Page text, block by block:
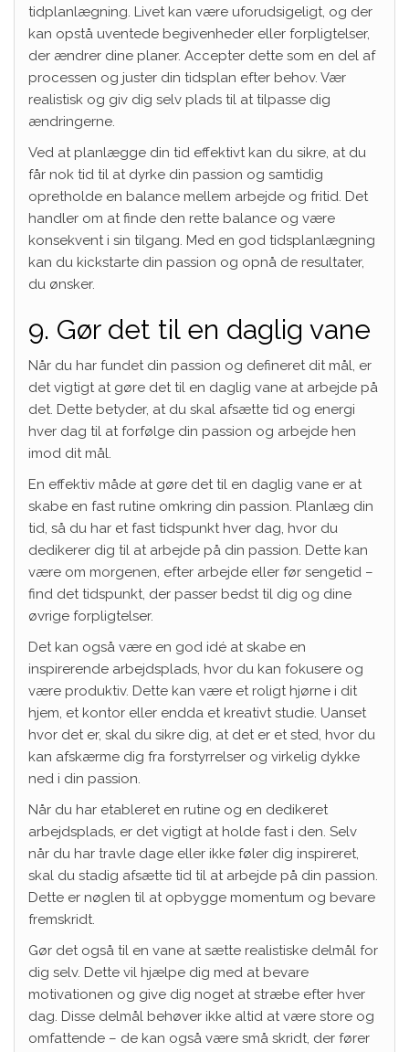
tidplanlægning. Livet kan være uforudsigeligt, og der
kan opstå uventede begivenheder eller forpligtelser,
der ændrer dine planer. Accepter dette som en del af
processen og juster din tidsplan efter behov. Vær
realistisk og giv dig selv plads til at tilpasse dig
ændringerne.
Ved at planlægge din tid effektivt kan du sikre, at du
får nok tid til at dyrke din passion og samtidig
opretholde en balance mellem arbejde og fritid. Det
handler om at finde den rette balance og være
konsekvent i sin tilgang. Med en god tidsplanlægning
kan du kickstarte din passion og opnå de resultater,
du ønsker.
9. Gør det til en daglig vane
Når du har fundet din passion og defineret dit mål, er
det vigtigt at gøre det til en daglig vane at arbejde på
det. Dette betyder, at du skal afsætte tid og energi
hver dag til at forfølge din passion og arbejde hen
imod dit mål.
En effektiv måde at gøre det til en daglig vane er at
skabe en fast rutine omkring din passion. Planlæg din
tid, så du har et fast tidspunkt hver dag, hvor du
dedikerer dig til at arbejde på din passion. Dette kan
være om morgenen, efter arbejde eller før sengetid –
find det tidspunkt, der passer bedst til dig og dine
øvrige forpligtelser.
Det kan også være en god idé at skabe en
inspirerende arbejdsplads, hvor du kan fokusere og
være produktiv. Dette kan være et roligt hjørne i dit
hjem, et kontor eller endda et kreativt studie. Uanset
hvor det er, skal du sikre dig, at det er et sted, hvor du
kan afskærme dig fra forstyrrelser og virkelig dykke
ned i din passion.
Når du har etableret en rutine og en dedikeret
arbejdsplads, er det vigtigt at holde fast i den. Selv
når du har travle dage eller ikke føler dig inspireret,
skal du stadig afsætte tid til at arbejde på din passion.
Dette er nøglen til at opbygge momentum og bevare
fremskridt.
Gør det også til en vane at sætte realistiske delmål for
dig selv. Dette vil hjælpe dig med at bevare
motivationen og give dig noget at stræbe efter hver
dag. Disse delmål behøver ikke altid at være store og
omfattende – de kan også være små skridt, der fører